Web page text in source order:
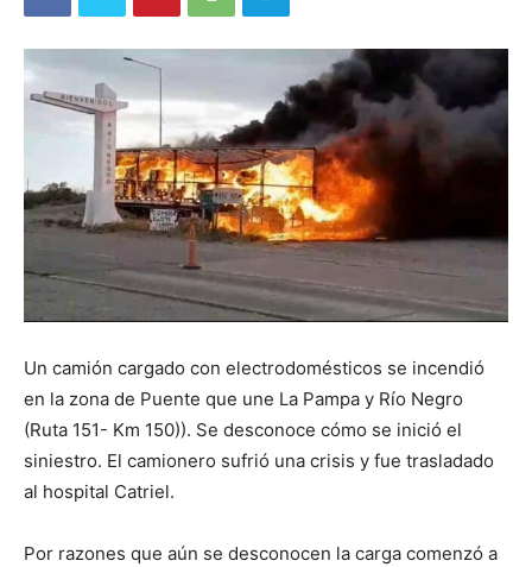
Un camión cargado con electrodomésticos se incendió
en la zona de Puente que une La Pampa y Río Negro
(Ruta 151- Km 150)). Se desconoce cómo se inició el
siniestro. El camionero sufrió una crisis y fue trasladado
al hospital Catriel.
Por razones que aún se desconocen la carga comenzó a